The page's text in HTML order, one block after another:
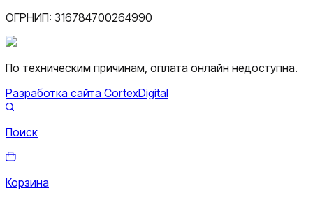
ОГРНИП: 316784700264990
По техническим причинам, оплата онлайн недоступна.
Разработка сайта CortexDigital
Поиск
Корзина